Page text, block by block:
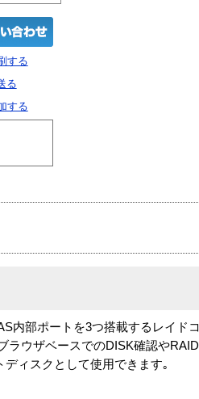
する
る
する
内部ポートを3つ搭載するレイドコ
ラウザベースでのDISK確認やRAID
ィスクとして使用できます｡